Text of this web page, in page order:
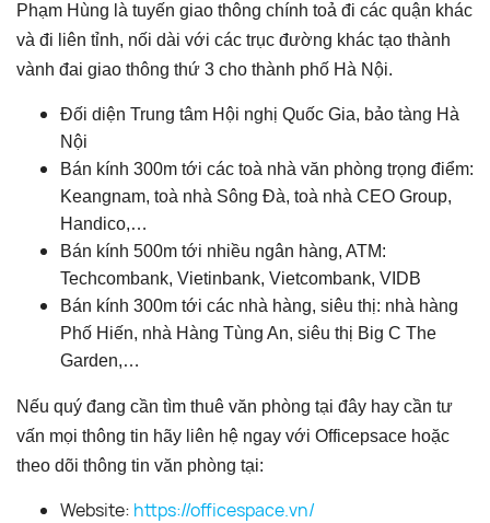
Phạm Hùng là tuyến giao thông chính toả đi các quận khác
và đi liên tỉnh, nối dài với các trục đường khác tạo thành
vành đai giao thông thứ 3 cho thành phố Hà Nội.
Đối diện Trung tâm Hội nghị Quốc Gia, bảo tàng Hà
Nội
Bán kính 300m tới các toà nhà văn phòng trọng điểm:
Keangnam, toà nhà Sông Đà, toà nhà CEO Group,
Handico,…
Bán kính 500m tới nhiều ngân hàng, ATM:
Techcombank, Vietinbank, Vietcombank, VIDB
Bán kính 300m tới các nhà hàng, siêu thị: nhà hàng
Phố Hiến, nhà Hàng Tùng An, siêu thị Big C The
Garden,…
Nếu quý đang cần tìm thuê văn phòng tại đây hay cần tư
vấn mọi thông tin hãy liên hệ ngay với Officepsace hoặc
theo dõi thông tin văn phòng tại:
Website: https://officespace.vn/